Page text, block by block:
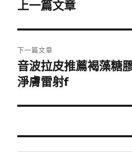
覽
上
篇
文
章:
上一篇文章
下一篇文章
下
一
文
音波拉皮推薦褐藻糖
淨膚雷射f